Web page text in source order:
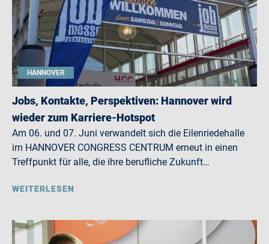
HANNOVER
Jobs, Kontakte, Perspektiven: Hannover wird
wieder zum Karriere-Hotspot
Am 06. und 07. Juni verwandelt sich die Eilenriedehalle
im HANNOVER CONGRESS CENTRUM erneut in einen
Treffpunkt für alle, die ihre berufliche Zukunft…
WEITERLESEN